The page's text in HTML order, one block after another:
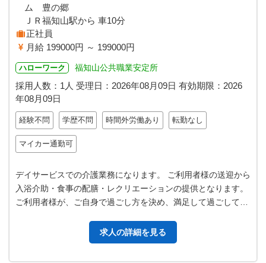
ム 豊の郷
ＪＲ福知山駅から 車10分
正社員
月給 199000円 ～ 199000円
ハローワーク 福知山公共職業安定所
採用人数：1人 受理日： 2026年08月09日 有効期限： 2026
年08月09日
経験不問 学歴不問 時間外労働あり 転勤なし
マイカー通勤可
デイサービスでの介護業務になります。 ご利用者様の送迎から
入浴介助・食事の配膳・レクリエーションの提供となります。
ご利用者様が、ご自身で過ごし方を決め、満足して過ごしてい
求人の詳細を見る